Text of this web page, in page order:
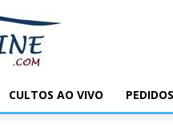
CULTOS AO VIVO